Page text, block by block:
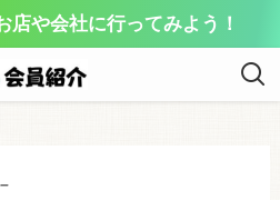
店や会社に行ってみよう！